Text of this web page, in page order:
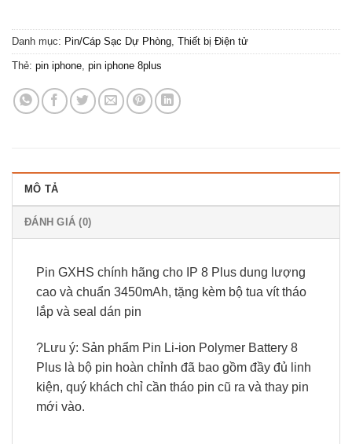
Danh mục: Pin/Cáp Sạc Dự Phòng, Thiết bị Điện tử
Thẻ: pin iphone, pin iphone 8plus
MÔ TẢ
ĐÁNH GIÁ (0)
Pin GXHS chính hãng cho IP 8 Plus dung lượng
cao và chuẩn 3450mAh, tặng kèm bộ tua vít tháo
lắp và seal dán pin
?Lưu ý: Sản phẩm Pin Li-ion Polymer Battery 8
Plus là bộ pin hoàn chỉnh đã bao gồm đầy đủ linh
kiện, quý khách chỉ cần tháo pin cũ ra và thay pin
mới vào.